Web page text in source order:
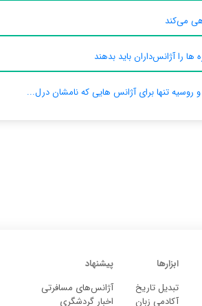
را آژانس‌داران باید بدهند
و روسیه تنها برای آژانس‌ هایی که نامشان درل...
ابزارها
تبدیل تاریخ
آکادمی زبان
پیشنهاد
آژانس‌های مسافرتی
اخبار گردشگری